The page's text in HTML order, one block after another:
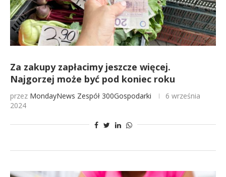
Za zakupy zapłacimy jeszcze więcej.
Najgorzej może być pod koniec roku
przez MondayNews Zespół 300Gospodarki
6 września
2024